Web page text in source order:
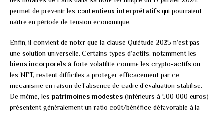
permet de prévenir les contentieux interprétatifs qui pourraient
naître en période de tension économique.
Enfin, il convient de noter que la clause Quiétude 2025 n’est pas
une solution universelle. Certains types d’actifs, notamment les
biens incorporels à forte volatilité comme les crypto-actifs ou
les NFT, restent difficiles à protéger efficacement par ce
mécanisme en raison de l’absence de cadre d’évaluation stabilisé.
De même, les patrimoines modestes (inférieurs à 500 000 euros)
présentent généralement un ratio coût/bénéfice défavorable à la